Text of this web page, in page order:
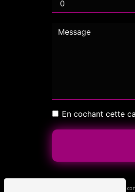
En cochant cette
** Les données personnelles